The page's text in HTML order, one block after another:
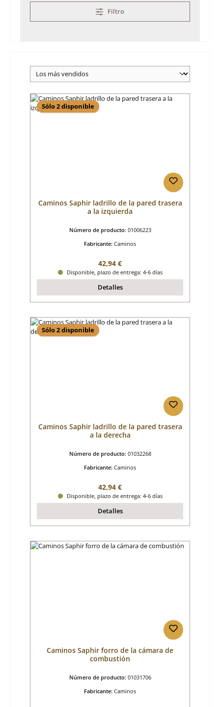
Filtro
Sólo 2 disponible
Caminos Saphir ladrillo de la pared trasera
a la izquierda
Número de producto: 01006223
Fabricante: Caminos
Precio normal:
42,94 €
Disponible, plazo de entrega: 4-6 días
Detalles
Sólo 2 disponible
Caminos Saphir ladrillo de la pared trasera
a la derecha
Número de producto: 01032268
Fabricante: Caminos
Precio normal:
42,94 €
Disponible, plazo de entrega: 4-6 días
Detalles
Caminos Saphir forro de la cámara de
combustión
Número de producto: 01031706
Fabricante: Caminos